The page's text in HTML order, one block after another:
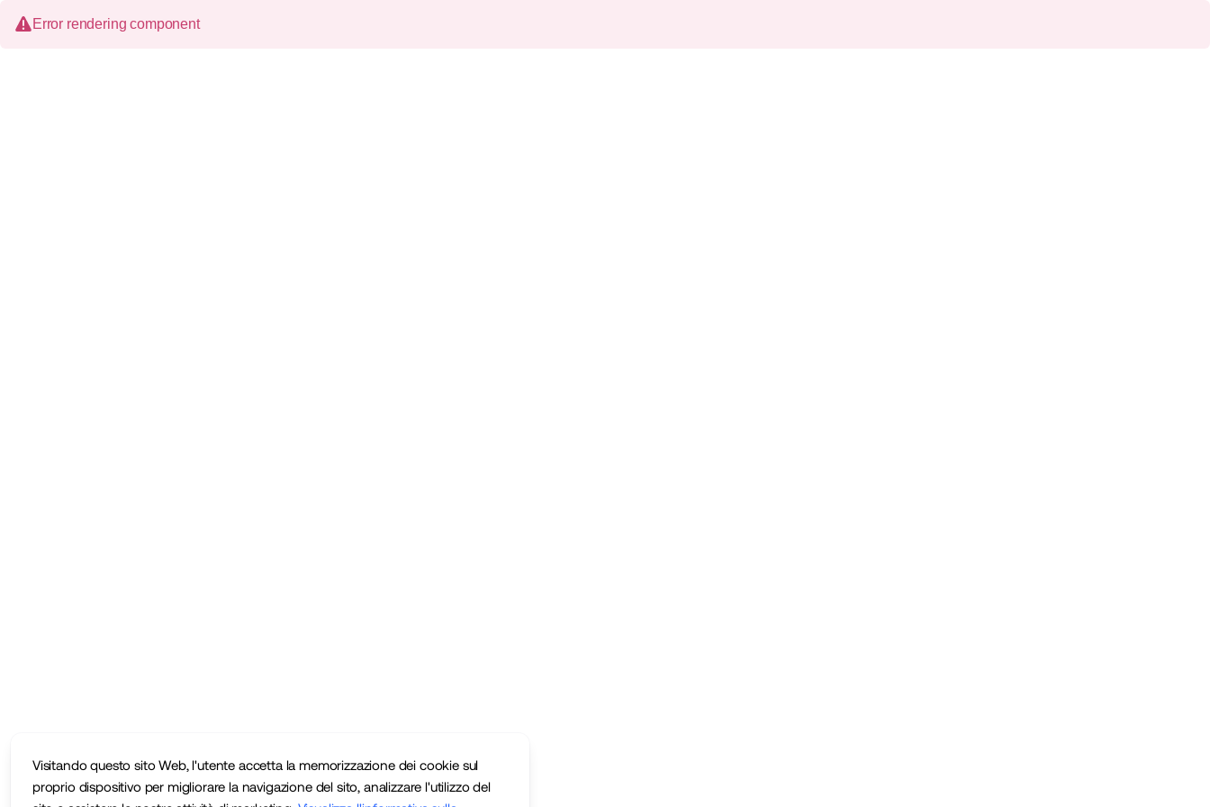
Visitando questo sito Web, l'utente accetta la memorizzazione dei cookie sul
proprio dispositivo per migliorare la navigazione del sito, analizzare l'utilizzo del
Error rendering component